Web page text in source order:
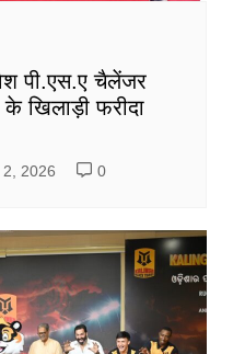
पी.एस.ए चैलेंजर
खिलाड़ी फरीदा
2026 0